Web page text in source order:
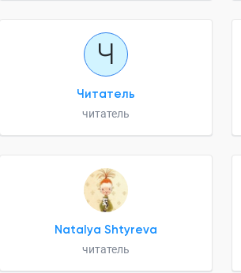
Ч
Читатель
читатель
Natalya Shtyreva
читатель